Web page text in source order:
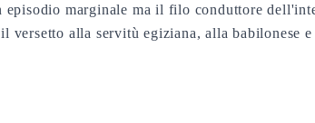
marginale ma il filo conduttore
alla servitù egiziana, alla babilonese